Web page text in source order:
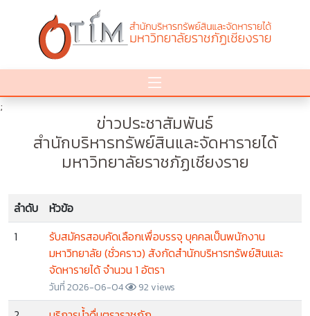
;
ข่าวประชาสัมพันธ์
สำนักบริหารทรัพย์สินและจัดหารายได้
มหาวิทยาลัยราชภัฏเชียงราย
ลำดับ
หัวข้อ
1
รับสมัครสอบคัดเลือกเพื่อบรรจุ บุคคลเป็นพนักงาน
มหาวิทยาลัย (ชั่วคราว) สังกัดสำนักบริหารทรัพย์สินและ
จัดหารายได้ จำนวน 1 อัตรา
วันที่ 2026-06-04 92 views